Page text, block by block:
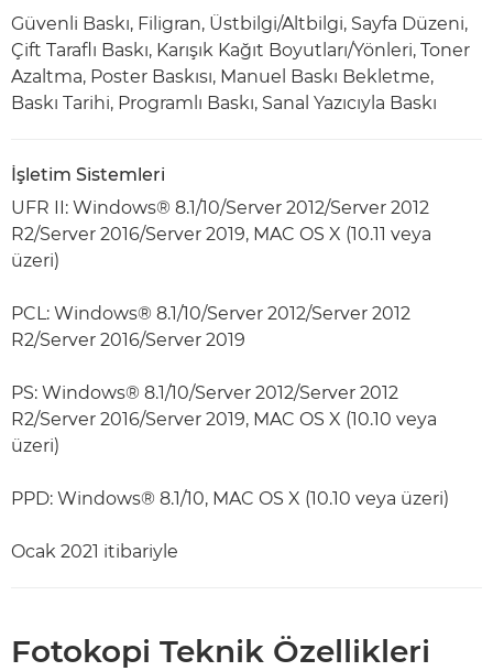
Güvenli Baskı, Filigran, Üstbilgi/Altbilgi, Sayfa Düzeni,
Çift Taraflı Baskı, Karışık Kağıt Boyutları/Yönleri, Toner
Azaltma, Poster Baskısı, Manuel Baskı Bekletme,
Baskı Tarihi, Programlı Baskı, Sanal Yazıcıyla Baskı
İşletim Sistemleri
UFR II: Windows® 8.1/10/Server 2012/Server 2012
R2/Server 2016/Server 2019, MAC OS X (10.11 veya
üzeri)
PCL: Windows® 8.1/10/Server 2012/Server 2012
R2/Server 2016/Server 2019
PS: Windows® 8.1/10/Server 2012/Server 2012
R2/Server 2016/Server 2019, MAC OS X (10.10 veya
üzeri)
PPD: Windows® 8.1/10, MAC OS X (10.10 veya üzeri)
Ocak 2021 itibariyle
Fotokopi Teknik Özellikleri